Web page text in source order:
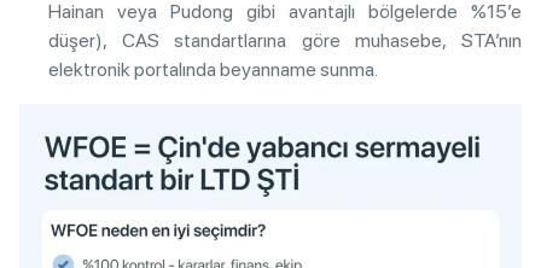
Hainan veya Pudong gibi avantajlı bölgelerde %15’e
düşer), CAS standartlarına göre muhasebe, STA’nın
elektronik portalında beyanname sunma.